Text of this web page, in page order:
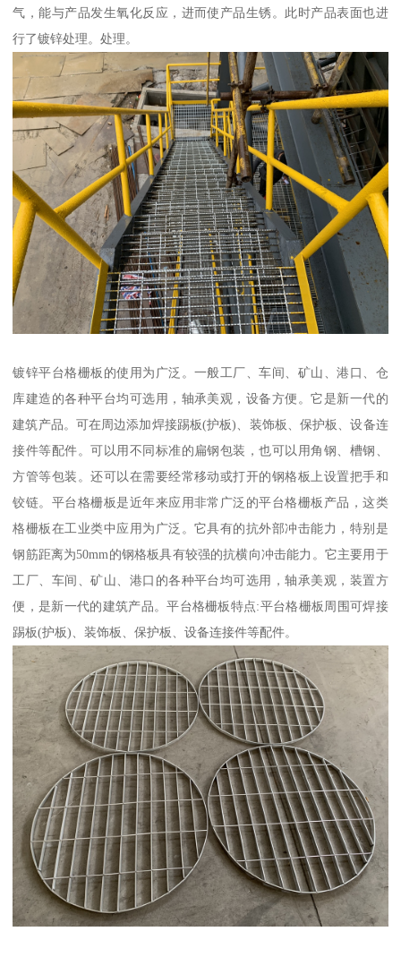
气，能与产品发生氧化反应，进而使产品生锈。此时产品表面也进
行了镀锌处理。处理。
镀锌平台格栅板的使用为广泛。一般工厂、车间、矿山、港口、仓
库建造的各种平台均可选用，轴承美观，设备方便。它是新一代的
建筑产品。可在周边添加焊接踢板(护板)、装饰板、保护板、设备连
接件等配件。可以用不同标准的扁钢包装，也可以用角钢、槽钢、
方管等包装。还可以在需要经常移动或打开的钢格板上设置把手和
铰链。平台格栅板是近年来应用非常广泛的平台格栅板产品，这类
格栅板在工业类中应用为广泛。它具有的抗外部冲击能力，特别是
钢筋距离为50mm的钢格板具有较强的抗横向冲击能力。它主要用于
工厂、车间、矿山、港口的各种平台均可选用，轴承美观，装置方
便，是新一代的建筑产品。平台格栅板特点:平台格栅板周围可焊接
踢板(护板)、装饰板、保护板、设备连接件等配件。